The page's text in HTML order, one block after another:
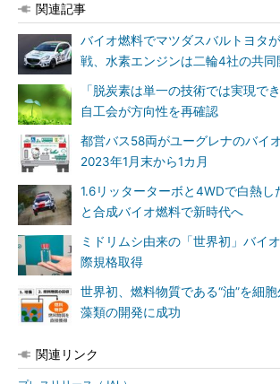
関連記事
バイオ燃料でマツダスバルトヨタ
戦、水素エンジンは二輪4社の共同
「脱炭素は単一の技術では実現で
自工会が方向性を再確認
都営バス58両がユーグレナのバイ
2023年1月末から1カ月
1.6リッターターボと4WDで白熱し
と合成バイオ燃料で新時代へ
ミドリムシ由来の「世界初」バイ
際規格取得
世界初、燃料物質である“油”を細
藻類の開発に成功
関連リンク